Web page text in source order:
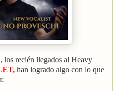
los recién llegados al Heavy
han logrado algo con lo que